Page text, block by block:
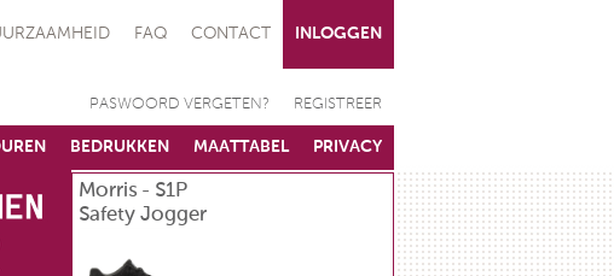
FAQ CONTACT INLOGGEN
PASWOORD VERGETEN? REGISTREER
BEDRUKKEN MAATTABEL PRIVACY
Morris - S1P
Safety Jogger
Koksvest - unisex -
GR 5580 2900